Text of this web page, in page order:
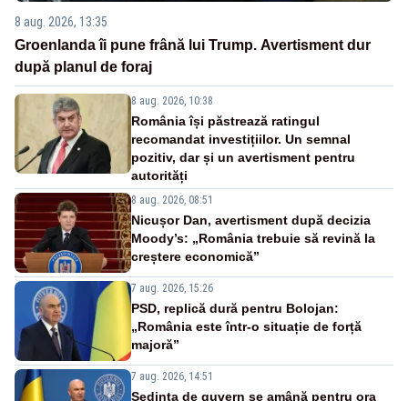
8 aug. 2026, 13:35
Groenlanda îi pune frână lui Trump. Avertisment dur
după planul de foraj
8 aug. 2026, 10:38
România își păstrează ratingul
recomandat investițiilor. Un semnal
pozitiv, dar și un avertisment pentru
autorități
8 aug. 2026, 08:51
Nicușor Dan, avertisment după decizia
Moody’s: „România trebuie să revină la
creștere economică”
7 aug. 2026, 15:26
PSD, replică dură pentru Bolojan:
„România este într-o situație de forță
majoră”
7 aug. 2026, 14:51
Ședința de guvern se amână pentru ora